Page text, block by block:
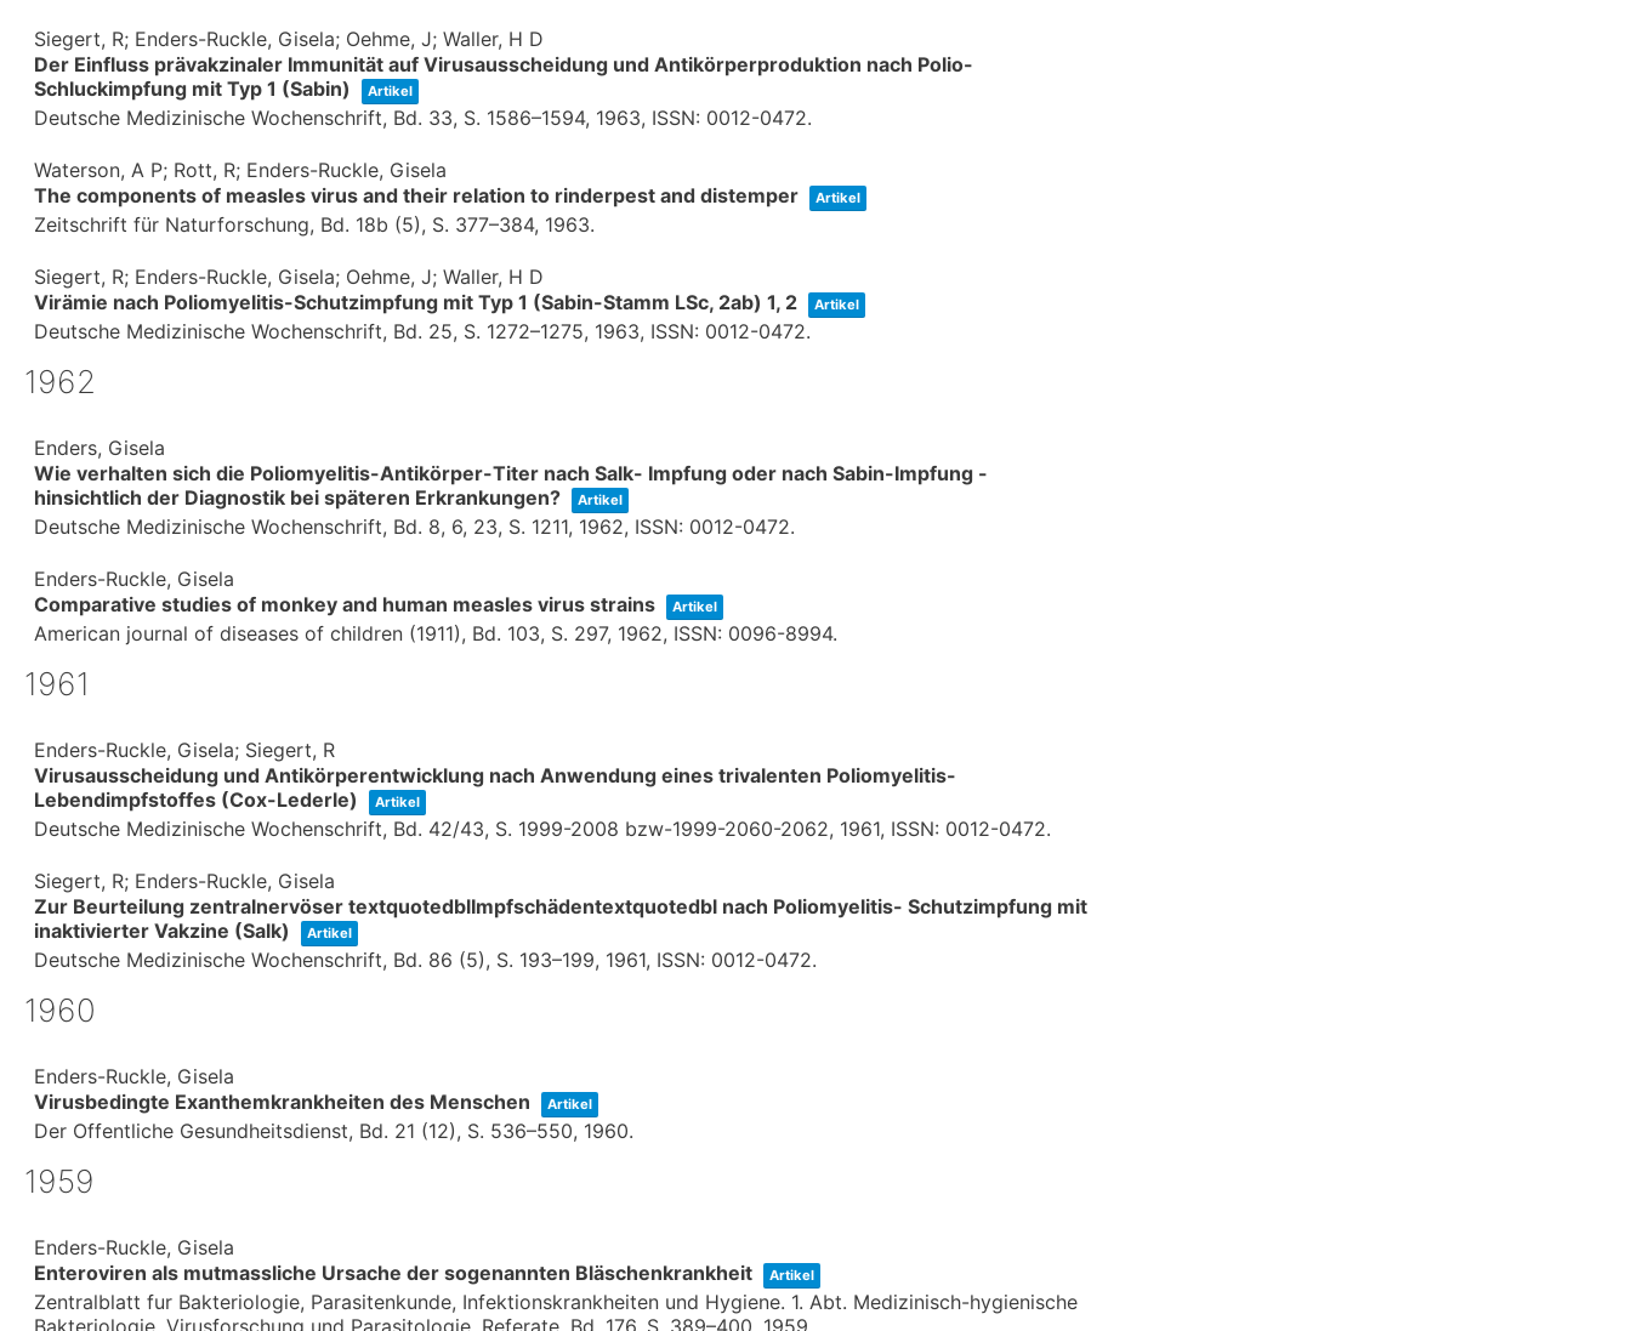
Siegert, R; Enders-Ruckle, Gisela; Oehme, J; Waller, H D
Der Einfluss prävakzinaler Immunität auf Virusausscheidung und Antikörperproduktion nach Polio-
Schluckimpfung mit Typ 1 (Sabin)
Artikel
Deutsche Medizinische Wochenschrift, Bd. 33, S. 1586–1594, 1963, ISSN: 0012-0472.
Waterson, A P; Rott, R; Enders-Ruckle, Gisela
The components of measles virus and their relation to rinderpest and distemper
Artikel
Zeitschrift für Naturforschung, Bd. 18b (5), S. 377–384, 1963.
Siegert, R; Enders-Ruckle, Gisela; Oehme, J; Waller, H D
Virämie nach Poliomyelitis-Schutzimpfung mit Typ 1 (Sabin-Stamm LSc, 2ab) 1, 2
Artikel
Deutsche Medizinische Wochenschrift, Bd. 25, S. 1272–1275, 1963, ISSN: 0012-0472.
1962
Enders, Gisela
Wie verhalten sich die Poliomyelitis-Antikörper-Titer nach Salk- Impfung oder nach Sabin-Impfung -
hinsichtlich der Diagnostik bei späteren Erkrankungen?
Artikel
Deutsche Medizinische Wochenschrift, Bd. 8, 6, 23, S. 1211, 1962, ISSN: 0012-0472.
Enders-Ruckle, Gisela
Comparative studies of monkey and human measles virus strains
Artikel
American journal of diseases of children (1911), Bd. 103, S. 297, 1962, ISSN: 0096-8994.
1961
Enders-Ruckle, Gisela; Siegert, R
Virusausscheidung und Antikörperentwicklung nach Anwendung eines trivalenten Poliomyelitis-
Lebendimpfstoffes (Cox-Lederle)
Artikel
Deutsche Medizinische Wochenschrift, Bd. 42/43, S. 1999-2008 bzw-1999-2060-2062, 1961, ISSN: 0012-0472.
Siegert, R; Enders-Ruckle, Gisela
Zur Beurteilung zentralnervöser textquotedblImpfschädentextquotedbl nach Poliomyelitis- Schutzimpfung mit
inaktivierter Vakzine (Salk)
Artikel
Deutsche Medizinische Wochenschrift, Bd. 86 (5), S. 193–199, 1961, ISSN: 0012-0472.
1960
Enders-Ruckle, Gisela
Virusbedingte Exanthemkrankheiten des Menschen
Artikel
Der Offentliche Gesundheitsdienst, Bd. 21 (12), S. 536–550, 1960.
1959
Enders-Ruckle, Gisela
Enteroviren als mutmassliche Ursache der sogenannten Bläschenkrankheit
Artikel
Zentralblatt fur Bakteriologie, Parasitenkunde, Infektionskrankheiten und Hygiene. 1. Abt. Medizinisch-hygienische
Bakteriologie, Virusforschung und Parasitologie. Referate, Bd. 176, S. 389–400, 1959